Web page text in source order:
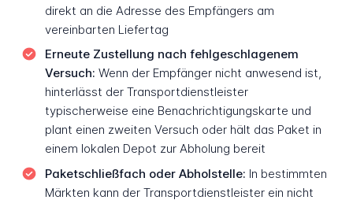
direkt an die Adresse des Empfängers am
vereinbarten Liefertag
Erneute Zustellung nach fehlgeschlagenem
Versuch: Wenn der Empfänger nicht anwesend ist,
hinterlässt der Transportdienstleister
typischerweise eine Benachrichtigungskarte und
plant einen zweiten Versuch oder hält das Paket in
einem lokalen Depot zur Abholung bereit
Paketschließfach oder Abholstelle: In bestimmten
Märkten kann der Transportdienstleister ein nicht